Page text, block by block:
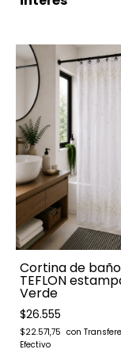
Cortina de baño
TEFLON
Verde
$26.555
$22.571,75